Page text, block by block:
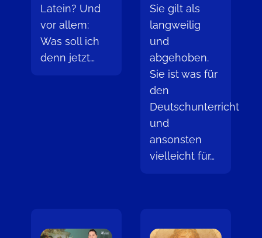
Latein? Und
vor allem:
Was soll ich
denn jetzt…
Sie gilt als
langweilig
und
abgehoben.
Sie ist was für
den
Deutschunterricht
und
ansonsten
vielleicht für…